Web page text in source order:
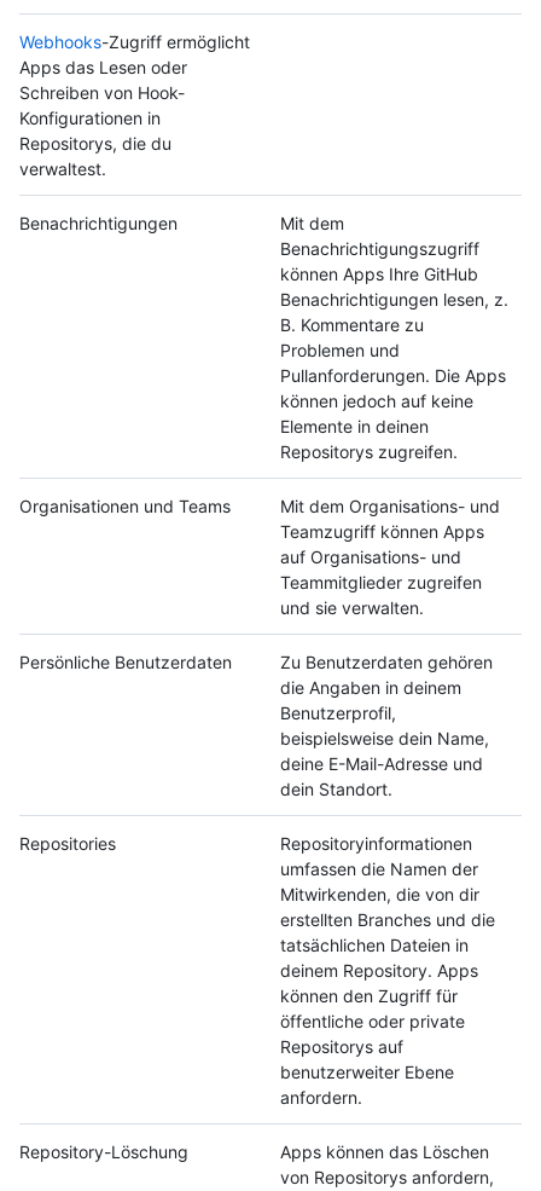
Webhooks-Zugriff ermöglicht
Apps das Lesen oder
Schreiben von Hook-
Konfigurationen in
Repositorys, die du
verwaltest.
Benachrichtigungen
Mit dem
Benachrichtigungszugriff
können Apps Ihre GitHub
Benachrichtigungen lesen, z.
B. Kommentare zu
Problemen und
Pullanforderungen. Die Apps
können jedoch auf keine
Elemente in deinen
Repositorys zugreifen.
Organisationen und Teams
Mit dem Organisations- und
Teamzugriff können Apps
auf Organisations- und
Teammitglieder zugreifen
und sie verwalten.
Persönliche Benutzerdaten
Zu Benutzerdaten gehören
die Angaben in deinem
Benutzerprofil,
beispielsweise dein Name,
deine E-Mail-Adresse und
dein Standort.
Repositories
Repositoryinformationen
umfassen die Namen der
Mitwirkenden, die von dir
erstellten Branches und die
tatsächlichen Dateien in
deinem Repository. Apps
können den Zugriff für
öffentliche oder private
Repositorys auf
benutzerweiter Ebene
anfordern.
Repository-Löschung
Apps können das Löschen
von Repositorys anfordern,